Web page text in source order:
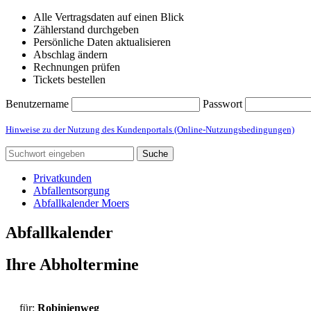
Alle Vertragsdaten auf einen Blick
Zählerstand durchgeben
Persönliche Daten aktualisieren
Abschlag ändern
Rechnungen prüfen
Tickets bestellen
Benutzername Passwort
Hinweise zu der Nutzung des Kundenportals (Online-Nutzungsbedingungen)
Suche
Privatkunden
Abfallentsorgung
Abfallkalender Moers
Abfallkalender
Ihre Abholtermine
für: Robinienweg